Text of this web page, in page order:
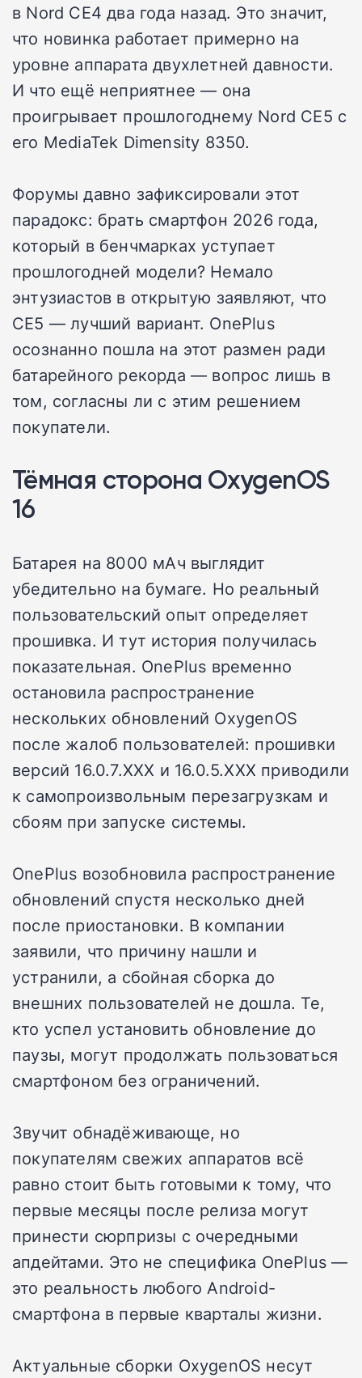
в Nord CE4 два года назад. Это значит,
что новинка работает примерно на
уровне аппарата двухлетней давности.
И что ещё неприятнее — она
проигрывает прошлогоднему Nord CE5 с
его MediaTek Dimensity 8350.
Форумы давно зафиксировали этот
парадокс: брать смартфон 2026 года,
который в бенчмарках уступает
прошлогодней модели? Немало
энтузиастов в открытую заявляют, что
CE5 — лучший вариант. OnePlus
осознанно пошла на этот размен ради
батарейного рекорда — вопрос лишь в
том, согласны ли с этим решением
покупатели.
Тёмная сторона OxygenOS
16
Батарея на 8000 мАч выглядит
убедительно на бумаге. Но реальный
пользовательский опыт определяет
прошивка. И тут история получилась
показательная. OnePlus временно
остановила распространение
нескольких обновлений OxygenOS
после жалоб пользователей: прошивки
версий 16.0.7.XXX и 16.0.5.XXX приводили
к самопроизвольным перезагрузкам и
сбоям при запуске системы.
OnePlus возобновила распространение
обновлений спустя несколько дней
после приостановки. В компании
заявили, что причину нашли и
устранили, а сбойная сборка до
внешних пользователей не дошла. Те,
кто успел установить обновление до
паузы, могут продолжать пользоваться
смартфоном без ограничений.
Звучит обнадёживающе, но
покупателям свежих аппаратов всё
равно стоит быть готовыми к тому, что
первые месяцы после релиза могут
принести сюрпризы с очередными
апдейтами. Это не специфика OnePlus —
это реальность любого Android-
смартфона в первые кварталы жизни.
Актуальные сборки OxygenOS несут